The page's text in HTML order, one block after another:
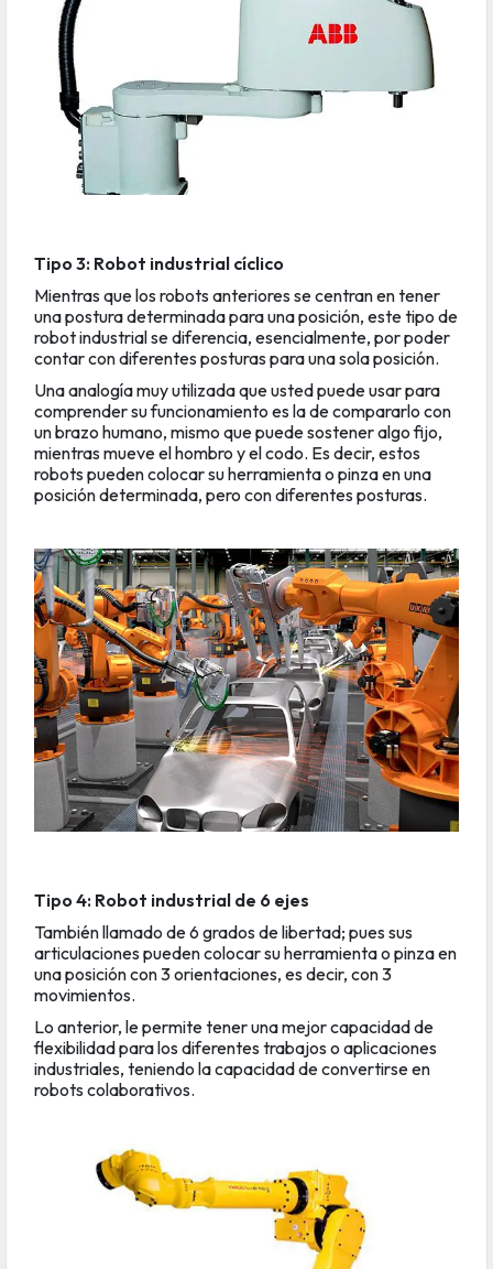
Tipo 3: Robot industrial cíclico
Mientras que los robots anteriores se centran en tener
una postura determinada para una posición, este tipo de
robot industrial se diferencia, esencialmente, por poder
contar con diferentes posturas para una sola posición.
Una analogía muy utilizada que usted puede usar para
comprender su funcionamiento es la de compararlo con
un brazo humano, mismo que puede sostener algo fijo,
mientras mueve el hombro y el codo. Es decir, estos
robots pueden colocar su herramienta o pinza en una
posición determinada, pero con diferentes posturas.
Tipo 4: Robot industrial de 6 ejes
También llamado de 6 grados de libertad; pues sus
articulaciones pueden colocar su herramienta o pinza en
una posición con 3 orientaciones, es decir, con 3
movimientos.
Lo anterior, le permite tener una mejor capacidad de
flexibilidad para los diferentes trabajos o aplicaciones
industriales, teniendo la capacidad de convertirse en
robots colaborativos.